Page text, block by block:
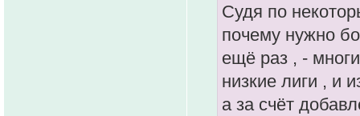
Судя по
почему нужно
ещё раз , -
низкие лиги , и
а за счёт